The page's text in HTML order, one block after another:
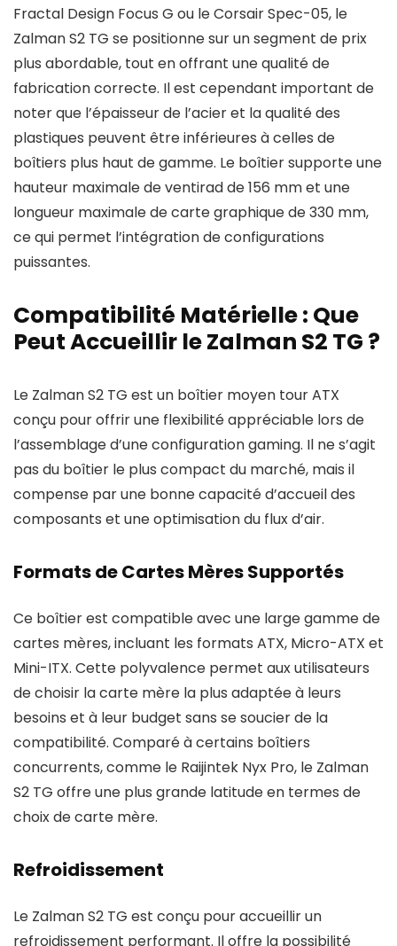
Fractal Design Focus G ou le Corsair Spec-05, le
Zalman S2 TG se positionne sur un segment de prix
plus abordable, tout en offrant une qualité de
fabrication correcte. Il est cependant important de
noter que l’épaisseur de l’acier et la qualité des
plastiques peuvent être inférieures à celles de
boîtiers plus haut de gamme. Le boîtier supporte une
hauteur maximale de ventirad de 156 mm et une
longueur maximale de carte graphique de 330 mm,
ce qui permet l’intégration de configurations
puissantes.
Compatibilité Matérielle : Que
Peut Accueillir le Zalman S2 TG ?
Le Zalman S2 TG est un boîtier moyen tour ATX
conçu pour offrir une flexibilité appréciable lors de
l’assemblage d’une configuration gaming. Il ne s’agit
pas du boîtier le plus compact du marché, mais il
compense par une bonne capacité d’accueil des
composants et une optimisation du flux d’air.
Formats de Cartes Mères Supportés
Ce boîtier est compatible avec une large gamme de
cartes mères, incluant les formats ATX, Micro-ATX et
Mini-ITX. Cette polyvalence permet aux utilisateurs
de choisir la carte mère la plus adaptée à leurs
besoins et à leur budget sans se soucier de la
compatibilité. Comparé à certains boîtiers
concurrents, comme le Raijintek Nyx Pro, le Zalman
S2 TG offre une plus grande latitude en termes de
choix de carte mère.
Refroidissement
Le Zalman S2 TG est conçu pour accueillir un
refroidissement performant. Il offre la possibilité